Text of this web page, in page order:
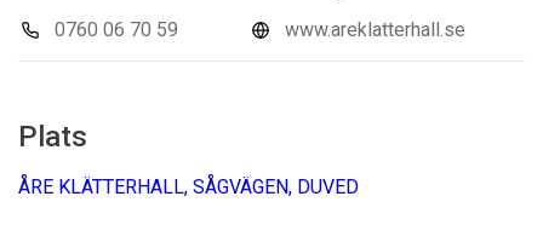
0760 06 70 59
www.areklatterhall.se
Plats
ÅRE KLÄTTERHALL, SÅGVÄGEN, DUVED